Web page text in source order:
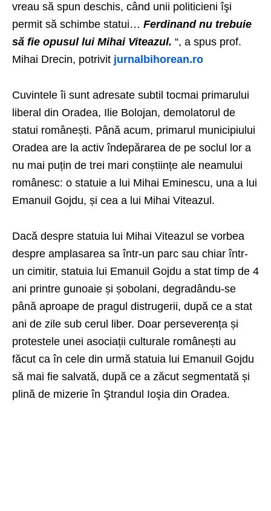
vreau să spun deschis, când unii politicieni îşi
permit să schimbe statui… Ferdinand nu trebuie
să fie opusul lui Mihai Viteazul. “, a spus prof.
Mihai Drecin, potrivit jurnalbihorean.ro
Cuvintele îi sunt adresate subtil tocmai primarului
liberal din Oradea, Ilie Bolojan, demolatorul de
statui românești. Până acum, primarul municipiului
Oradea are la activ îndepărarea de pe soclul lor a
nu mai puțin de trei mari conștiințe ale neamului
românesc: o statuie a lui Mihai Eminescu, una a lui
Emanuil Gojdu, și cea a lui Mihai Viteazul.
Dacă despre statuia lui Mihai Viteazul se vorbea
despre amplasarea sa într-un parc sau chiar într-
un cimitir, statuia lui Emanuil Gojdu a stat timp de 4
ani printre gunoaie și șobolani, degradându-se
până aproape de pragul distrugerii, după ce a stat
ani de zile sub cerul liber. Doar perseverența și
protestele unei asociații culturale românești au
făcut ca în cele din urmă statuia lui Emanuil Gojdu
să mai fie salvată, după ce a zăcut segmentată și
plină de mizerie în Ştrandul Ioşia din Oradea.